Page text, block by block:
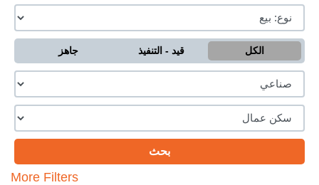
الكل قيد - التنفيذ جاهز
More Filters